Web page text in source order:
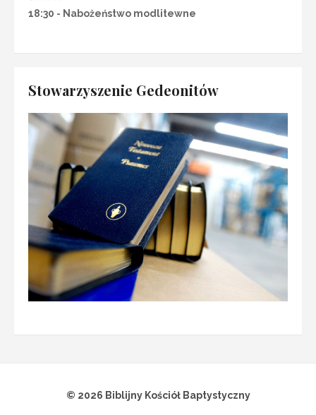
18:30 - Nabożeństwo modlitewne
Stowarzyszenie Gedeonitów
© 2026 Biblijny Kościół Baptystyczny